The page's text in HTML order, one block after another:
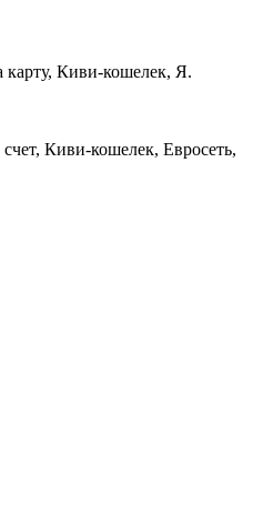
Киви-кошелек, Я.
Киви-кошелек, Евросеть,